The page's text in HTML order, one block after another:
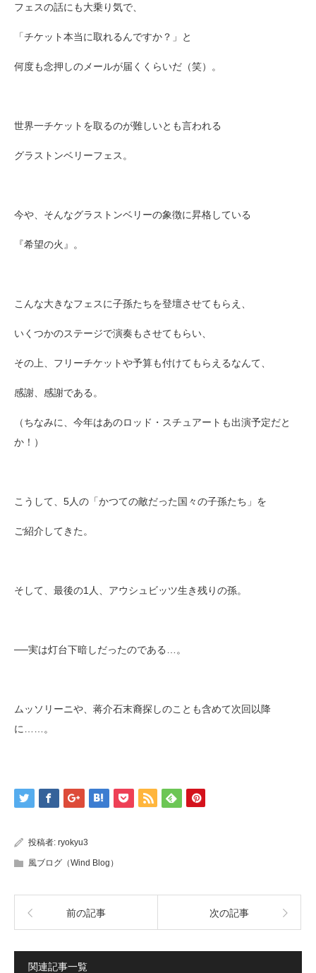
フェスの話にも大乗り気で、
「チケット本当に取れるんですか？」と
何度も念押しのメールが届くくらいだ（笑）。
世界一チケットを取るのが難しいとも言われる
グラストンベリーフェス。
今や、そんなグラストンベリーの象徴に昇格している
『希望の火』。
こんな大きなフェスに子孫たちを登壇させてもらえ、
いくつかのステージで演奏もさせてもらい、
その上、フリーチケットや予算も付けてもらえるなんて、
感謝、感謝である。
（ちなみに、今年はあのロッド・スチュアートも出演予定だと
か！）
こうして、5人の「かつての敵だった国々の子孫たち」を
ご紹介してきた。
そして、最後の1人、アウシュビッツ生き残りの孫。
──実は灯台下暗しだったのである…。
ムッソリーニや、蒋介石末裔探しのことも含めて次回以降
に……。
投稿者: ryokyu3
風ブログ（Wind Blog）
前の記事 次の記事
関連記事一覧